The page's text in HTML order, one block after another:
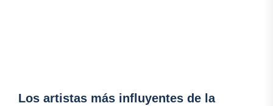
Los artistas más influyentes de la